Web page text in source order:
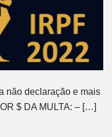
não declaração e mais
$ DA MULTA: – […]